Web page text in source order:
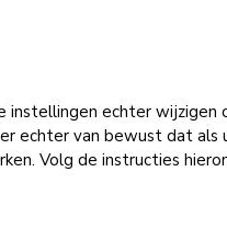
echter wijzigen
echter van bewust dat als
Volg de instructies